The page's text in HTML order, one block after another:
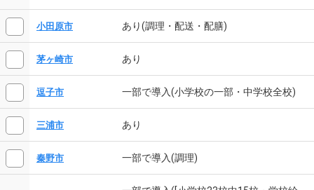
小田原市 あり(調理・配送・配膳)
茅ヶ崎市 あり
逗子市 一部で導入(小学校の一部・中学校全校)
三浦市 あり
秦野市 一部で導入(調理)